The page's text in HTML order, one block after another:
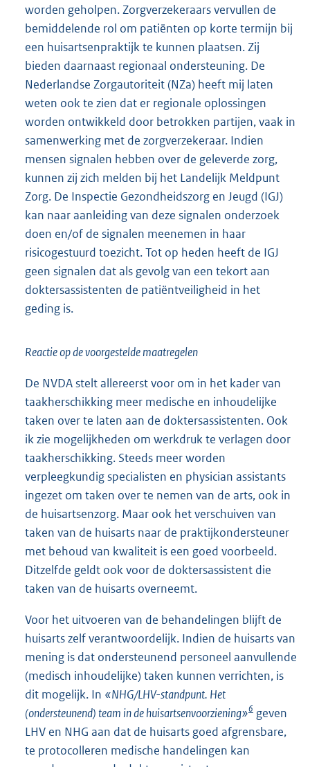
worden geholpen. Zorgverzekeraars vervullen de
bemiddelende rol om patiënten op korte termijn bij
een huisartsenpraktijk te kunnen plaatsen. Zij
bieden daarnaast regionaal ondersteuning. De
Nederlandse Zorgautoriteit (NZa) heeft mij laten
weten ook te zien dat er regionale oplossingen
worden ontwikkeld door betrokken partijen, vaak in
samenwerking met de zorgverzekeraar. Indien
mensen signalen hebben over de geleverde zorg,
kunnen zij zich melden bij het Landelijk Meldpunt
Zorg. De Inspectie Gezondheidszorg en Jeugd (IGJ)
kan naar aanleiding van deze signalen onderzoek
doen en/of de signalen meenemen in haar
risicogestuurd toezicht. Tot op heden heeft de IGJ
geen signalen dat als gevolg van een tekort aan
doktersassistenten de patiëntveiligheid in het
geding is.
Reactie op de voorgestelde maatregelen
De NVDA stelt allereerst voor om in het kader van
taakherschikking meer medische en inhoudelijke
taken over te laten aan de doktersassistenten. Ook
ik zie mogelijkheden om werkdruk te verlagen door
taakherschikking. Steeds meer worden
verpleegkundig specialisten en physician assistants
ingezet om taken over te nemen van de arts, ook in
de huisartsenzorg. Maar ook het verschuiven van
taken van de huisarts naar de praktijkondersteuner
met behoud van kwaliteit is een goed voorbeeld.
Ditzelfde geldt ook voor de doktersassistent die
taken van de huisarts overneemt.
Voor het uitvoeren van de behandelingen blijft de
huisarts zelf verantwoordelijk. Indien de huisarts van
mening is dat ondersteunend personeel aanvullende
(medisch inhoudelijke) taken kunnen verrichten, is
dit mogelijk. In «NHG/LHV-standpunt. Het
(ondersteunend) team in de huisartsenvoorziening»6 geven
LHV en NHG aan dat de huisarts goed afgrensbare,
te protocolleren medische handelingen kan